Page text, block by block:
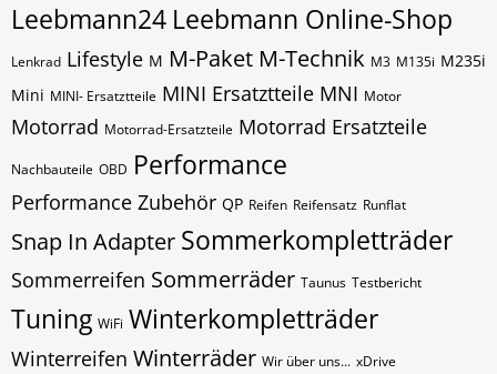
Leebmann24 Leebmann Online-Shop
Lenkrad Lifestyle M M-Paket M-Technik M3 M135i M235i
Mini MINI- Ersatztteile MINI Ersatztteile MNI Motor
Motorrad Motorrad-Ersatzteile Motorrad Ersatzteile
Nachbauteile OBD Performance
Performance Zubehör QP Reifen Reifensatz Runflat
Snap In Adapter Sommerkompletträder
Sommerreifen Sommerräder Taunus Testbericht
Tuning WiFi Winterkompletträder
Winterreifen Winterräder Wir über uns... xDrive